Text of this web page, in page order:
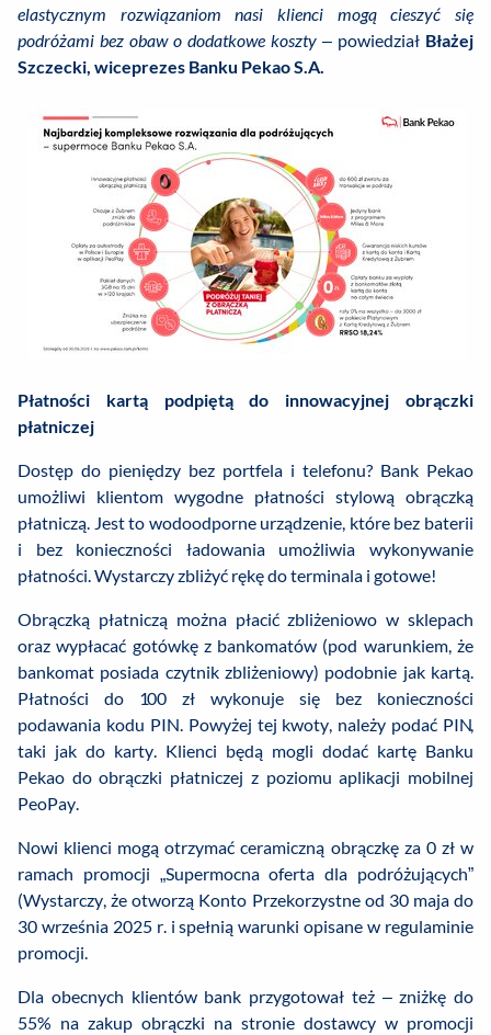
elastycznym rozwiązaniom nasi klienci mogą cieszyć się
podróżami bez obaw o dodatkowe koszty – powiedział Błażej
Szczecki, wiceprezes Banku Pekao S.A.
Płatności kartą podpiętą do innowacyjnej obrączki
płatniczej
Dostęp do pieniędzy bez portfela i telefonu? Bank Pekao
umożliwi klientom wygodne płatności stylową obrączką
płatniczą. Jest to wodoodporne urządzenie, które bez baterii
i bez konieczności ładowania umożliwia wykonywanie
płatności. Wystarczy zbliżyć rękę do terminala i gotowe!
Obrączką płatniczą można płacić zbliżeniowo w sklepach
oraz wypłacać gotówkę z bankomatów (pod warunkiem, że
bankomat posiada czytnik zbliżeniowy) podobnie jak kartą.
Płatności do 100 zł wykonuje się bez konieczności
podawania kodu PIN. Powyżej tej kwoty, należy podać PIN,
taki jak do karty. Klienci będą mogli dodać kartę Banku
Pekao do obrączki płatniczej z poziomu aplikacji mobilnej
PeoPay.
Nowi klienci mogą otrzymać ceramiczną obrączkę za 0 zł w
ramach promocji „Supermocna oferta dla podróżujących”
(Wystarczy, że otworzą Konto Przekorzystne od 30 maja do
30 września 2025 r. i spełnią warunki opisane w regulaminie
promocji.
Dla obecnych klientów bank przygotował też – zniżkę do
55% na zakup obrączki na stronie dostawcy w promocji